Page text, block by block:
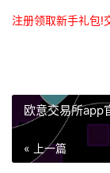
注册领取新手礼包!
欧意交易所app
« 上一篇